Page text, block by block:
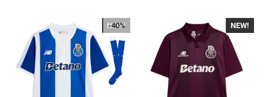
NEW!
-40% -40%
NEW!